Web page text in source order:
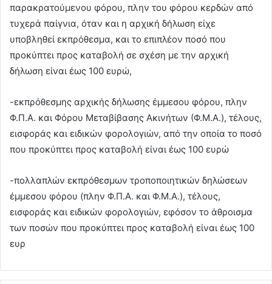
παρακρατούμενου φόρου, πλην του φόρου κερδών από
τυχερά παίγνια, όταν και η αρχική δήλωση είχε
υποβληθεί εκπρόθεσμα, και το επιπλέον ποσό που
προκύπτει προς καταβολή σε σχέση με την αρχική
δήλωση είναι έως 100 ευρώ,
-εκπρόθεσμης αρχικής δήλωσης έμμεσου φόρου, πλην
Φ.Π.Α. και Φόρου Μεταβίβασης Ακινήτων (Φ.Μ.Α.), τέλους,
εισφοράς και ειδικών φορολογιών, από την οποία το ποσό
που προκύπτει προς καταβολή είναι έως 100 ευρώ
-πολλαπλών εκπρόθεσμων τροποποιητικών δηλώσεων
έμμεσου φόρου (πλην Φ.Π.Α. και Φ.Μ.Α.), τέλους,
εισφοράς και ειδικών φορολογιών, εφόσον το άθροισμα
των ποσών που προκύπτει προς καταβολή είναι έως 100
ευρ